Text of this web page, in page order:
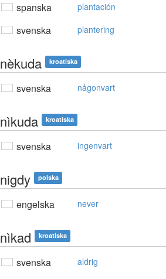
spanska plantación
svenska plantering
nèkuda kroatiska
svenska någonvart
nìkuda kroatiska
svenska ingenvart
nigdy polska
engelska never
nìkad kroatiska
svenska aldrig